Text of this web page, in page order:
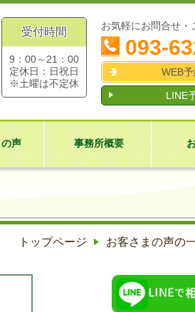
受付時間
9：00～21：00
定休日：日祝日
※土曜は不定休
お気軽にお問合せ・
093-
WEB予
LINE予
声 事務所概要
トップページ お客さまの声の